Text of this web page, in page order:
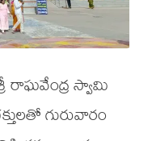
రాఘవేంద్ర స్వామి
గురువారం